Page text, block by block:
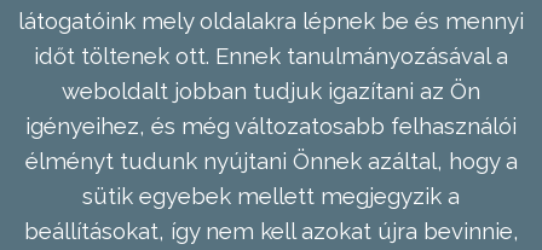
látogatóink mely oldalakra lépnek be és mennyi
időt töltenek ott. Ennek tanulmányozásával a
weboldalt jobban tudjuk igazítani az Ön
igényeihez, és még változatosabb felhasználói
élményt tudunk nyújtani Önnek azáltal, hogy a
sütik egyebek mellett megjegyzik a
beállításokat, így nem kell azokat újra bevinnie,